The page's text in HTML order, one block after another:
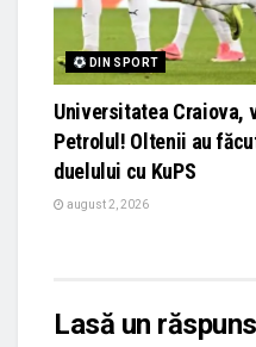
DIN SPORT
Universitatea Craiova,
Petrolul! Oltenii au
duelului cu KuPS
august 2, 2026
Lasă un răspuns